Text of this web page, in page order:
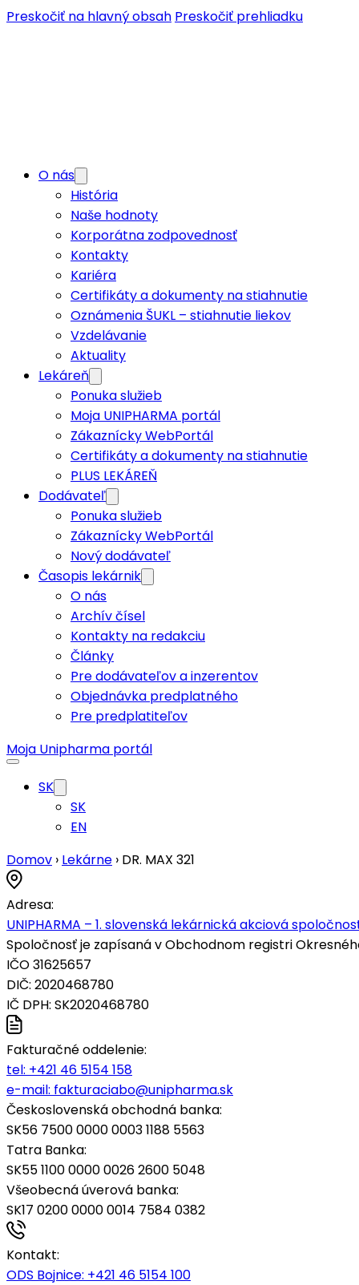
Preskočiť na hlavný obsah Preskočiť prehliadku
O nás
História
Naše hodnoty
Korporátna zodpovednosť
Kontakty
Kariéra
Certifikáty a dokumenty na stiahnutie
Oznámenia ŠUKL – stiahnutie liekov
Vzdelávanie
Aktuality
Lekáreň
Ponuka služieb
Moja UNIPHARMA portál
Zákaznícky WebPortál
Certifikáty a dokumenty na stiahnutie
PLUS LEKÁREŇ
Dodávateľ
Ponuka služieb
Zákaznícky WebPortál
Nový dodávateľ
Časopis lekárnik
O nás
Archív čísel
Kontakty na redakciu
Články
Pre dodávateľov a inzerentov
Objednávka predplatného
Pre predplatiteľov
Moja Unipharma portál
SK
SK
EN
Domov › Lekárne › DR. MAX 321
Adresa:
UNIPHARMA – 1. slovenská lekárnická akciová
Spoločnosť je zapísaná v Obchodnom registri
IČO 31625657
DIČ: 2020468780
IČ DPH: SK2020468780
Fakturačné oddelenie:
tel: +421 46 5154 158
e-mail: fakturaciabo@unipharma.sk
Československá obchodná banka:
SK56 7500 0000 0003 1188 5563
Tatra Banka:
SK55 1100 0000 0026 2600 5048
Všeobecná úverová banka:
SK17 0200 0000 0014 7584 0382
Kontakt:
ODS Bojnice: +421 46 5154 100